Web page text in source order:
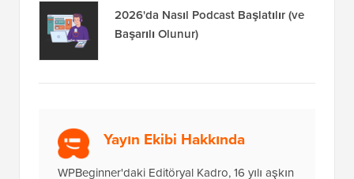
2026'da Nasıl Podcast Başlatılır (ve
Başarılı Olunur)
Yayın Ekibi Hakkında
WPBeginner'daki Editöryal Kadro, 16 yılı aşkın